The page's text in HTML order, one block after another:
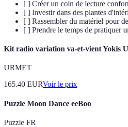
[ ] Créer un coin de lecture
[ ] Investir dans des plantes
[ ] Rassembler du matériel pour
[ ] Prendre le temps de pratiquer
Kit radio variation va-et-vient Yokis
URMET
165.40 EURVoir le prix
Puzzle Moon Dance eeBoo
Puzzle FR